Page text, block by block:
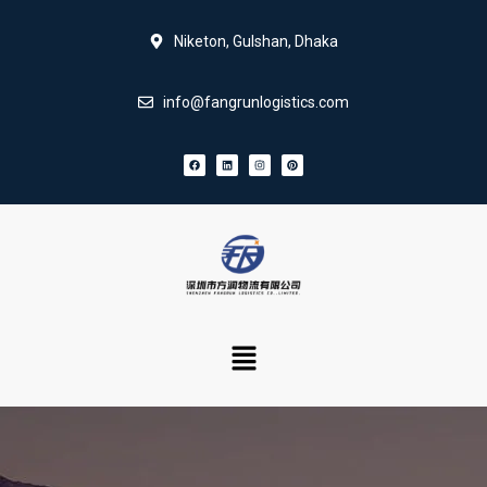
Niketon, Gulshan, Dhaka
info@fangrunlogistics.com